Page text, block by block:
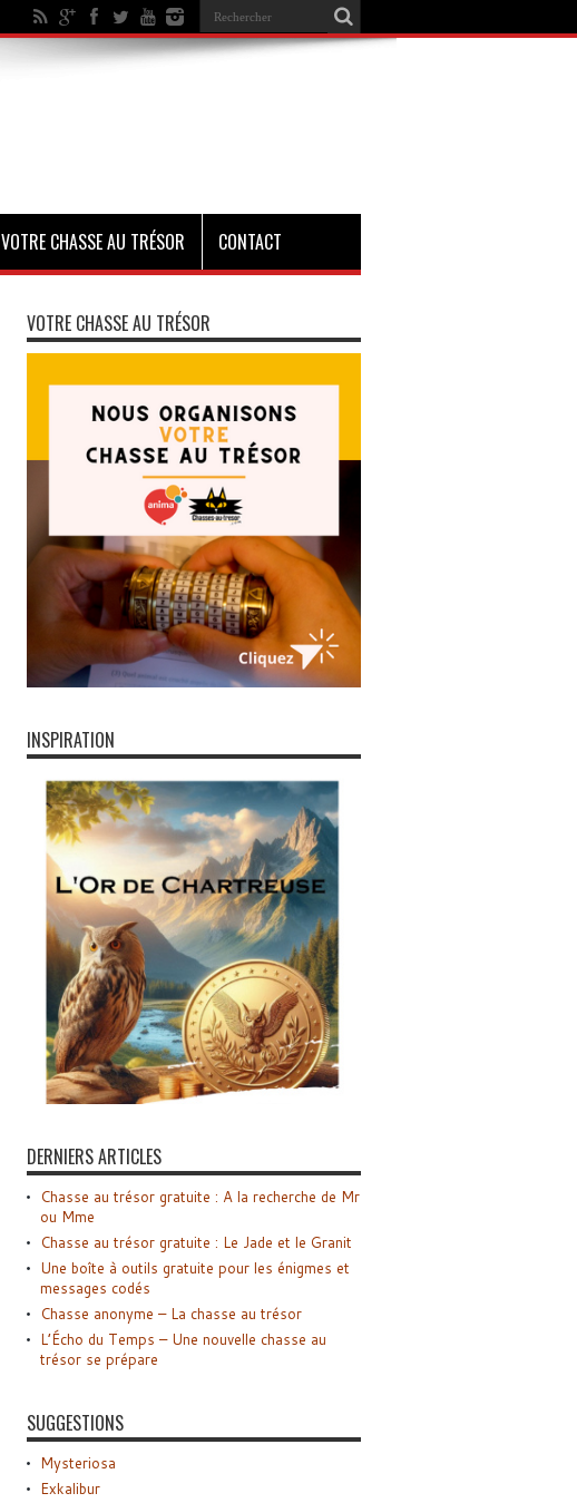
VOTRE CHASSE AU TRÉSOR CONTACT
VOTRE CHASSE AU TRÉSOR
INSPIRATION
DERNIERS ARTICLES
Chasse au trésor gratuite : A la recherche de Mr
ou Mme
Chasse au trésor gratuite : Le Jade et le Granit
Une boîte à outils gratuite pour les énigmes et
messages codés
Chasse anonyme – La chasse au trésor
L’Écho du Temps – Une nouvelle chasse au
trésor se prépare
SUGGESTIONS
Mysteriosa
Exkalibur